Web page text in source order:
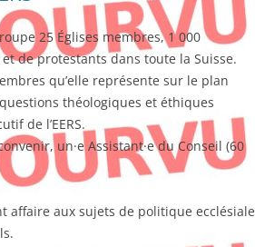
25 Églises membres, 1 000
de protestants dans toute la Suisse.
qu’elle représente sur le plan
théologiques et éthiques
de l’EERS.
un·e Assistant·e du Conseil (60
affaire aux sujets de politique ecclésiale